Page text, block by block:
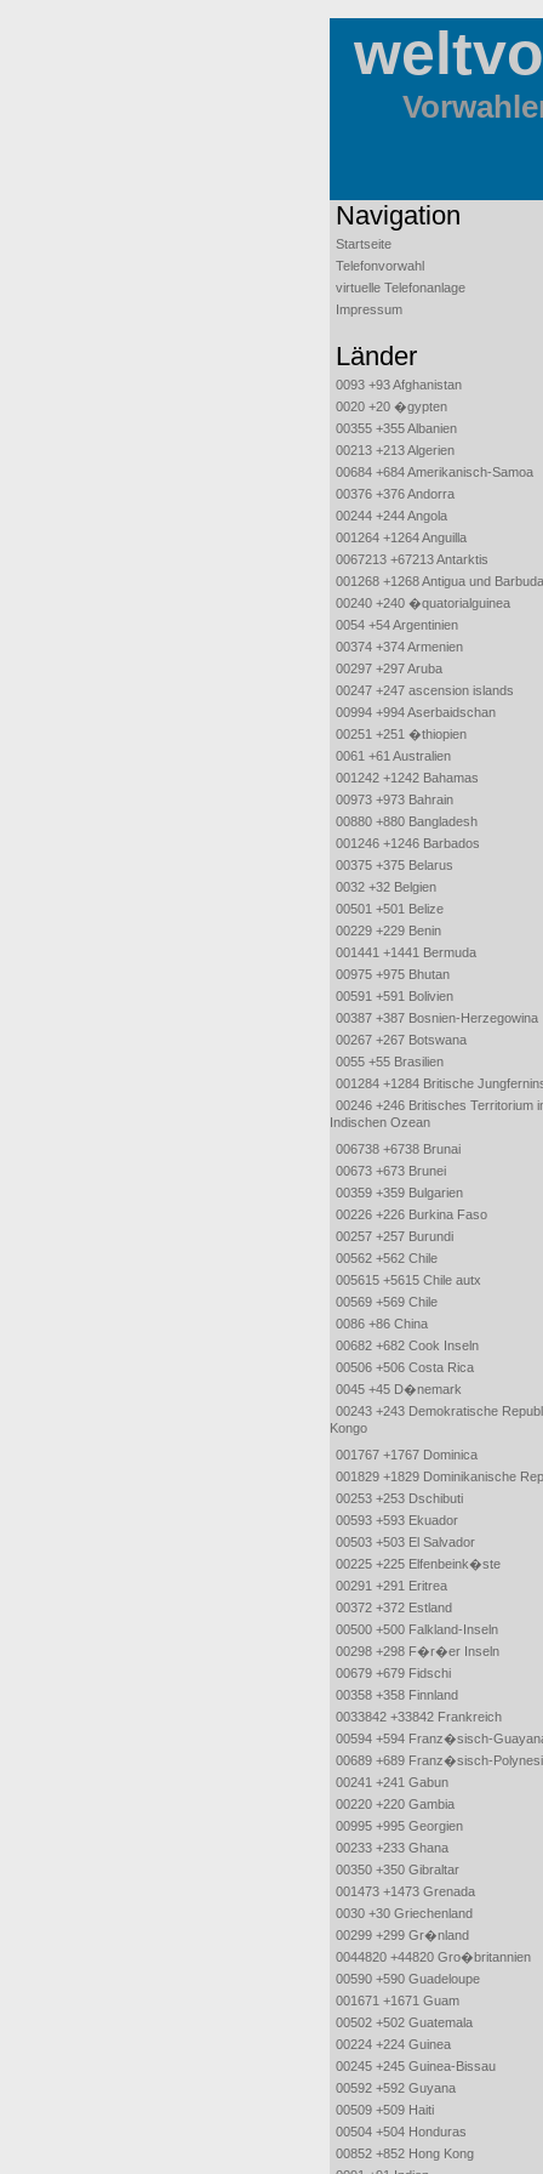
Navigation
Startseite
Telefonvorwahl
virtuelle Telefonanlage
Impressum
Länder
0093 +93 Afghanistan
0020 +20 �gypten
00355 +355 Albanien
00213 +213 Algerien
00684 +684 Amerikanisch-Samoa
00376 +376 Andorra
00244 +244 Angola
001264 +1264 Anguilla
0067213 +67213 Antarktis
001268 +1268 Antigua und Barbuda
00240 +240 �quatorialguinea
0054 +54 Argentinien
00374 +374 Armenien
00297 +297 Aruba
00247 +247 ascension islands
00994 +994 Aserbaidschan
00251 +251 �thiopien
0061 +61 Australien
001242 +1242 Bahamas
00973 +973 Bahrain
00880 +880 Bangladesh
001246 +1246 Barbados
00375 +375 Belarus
0032 +32 Belgien
00501 +501 Belize
00229 +229 Benin
001441 +1441 Bermuda
00975 +975 Bhutan
00591 +591 Bolivien
00387 +387 Bosnien-Herzegowina
00267 +267 Botswana
0055 +55 Brasilien
001284 +1284 Britische
00246 +246 Britisches Territorium
Indischen Ozean
006738 +6738 Brunai
00673 +673 Brunei
00359 +359 Bulgarien
00226 +226 Burkina Faso
00257 +257 Burundi
00562 +562 Chile
005615 +5615 Chile autx
00569 +569 Chile
0086 +86 China
00682 +682 Cook Inseln
00506 +506 Costa Rica
0045 +45 D�nemark
00243 +243 Demokratische
Kongo
001767 +1767 Dominica
001829 +1829 Dominikanische
00253 +253 Dschibuti
00593 +593 Ekuador
00503 +503 El Salvador
00225 +225 Elfenbeink�ste
00291 +291 Eritrea
00372 +372 Estland
00500 +500 Falkland-Inseln
00298 +298 F�r�er Inseln
00679 +679 Fidschi
00358 +358 Finnland
0033842 +33842 Frankreich
00594 +594 Franz�sisch-
00689 +689 Franz�sisch-
00241 +241 Gabun
00220 +220 Gambia
00995 +995 Georgien
00233 +233 Ghana
00350 +350 Gibraltar
001473 +1473 Grenada
0030 +30 Griechenland
00299 +299 Gr�nland
0044820 +44820 Gro�britannien
00590 +590 Guadeloupe
001671 +1671 Guam
00502 +502 Guatemala
00224 +224 Guinea
00245 +245 Guinea-Bissau
00592 +592 Guyana
00509 +509 Haiti
00504 +504 Honduras
00852 +852 Hong Kong